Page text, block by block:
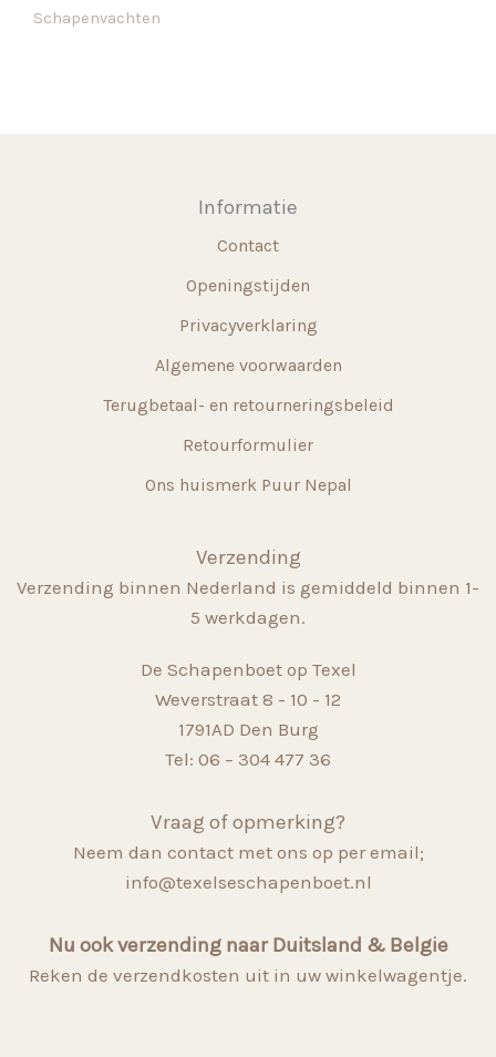
Schapenvachten
Informatie
Contact
Openingstijden
Privacyverklaring
Algemene voorwaarden
Terugbetaal- en retourneringsbeleid
Retourformulier
Ons huismerk Puur Nepal
Verzending
Verzending binnen Nederland is gemiddeld binnen 1-
5 werkdagen.
De Schapenboet op Texel
Weverstraat 8 - 10 - 12
1791AD Den Burg
Tel: 06 – 304 477 36
Vraag of opmerking?
Neem dan contact met ons op per email;
info@texelseschapenboet.nl
Nu ook verzending naar Duitsland & Belgie
Reken de verzendkosten uit in uw winkelwagentje.